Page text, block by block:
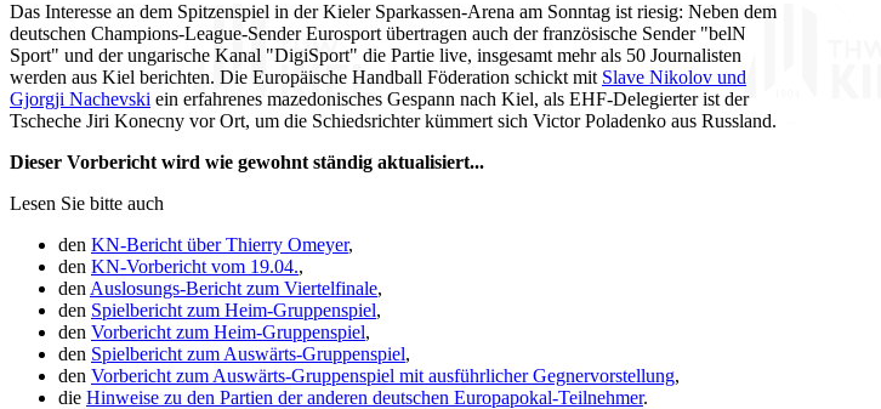
Das Interesse an dem Spitzenspiel in der Kieler Sparkassen-Arena am Sonntag ist riesig: Neben dem
deutschen Champions-League-Sender Eurosport übertragen auch der französische Sender "belN
Sport" und der ungarische Kanal "DigiSport" die Partie live, insgesamt mehr als 50 Journalisten
werden aus Kiel berichten. Die Europäische Handball Föderation schickt mit Slave Nikolov und
Gjorgji Nachevski ein erfahrenes mazedonisches Gespann nach Kiel, als EHF-Delegierter ist der
Tscheche Jiri Konecny vor Ort, um die Schiedsrichter kümmert sich Victor Poladenko aus Russland.
Dieser Vorbericht wird wie gewohnt ständig aktualisiert...
Lesen Sie bitte auch
den KN-Bericht über Thierry Omeyer,
den KN-Vorbericht vom 19.04.,
den Auslosungs-Bericht zum Viertelfinale,
den Spielbericht zum Heim-Gruppenspiel,
den Vorbericht zum Heim-Gruppenspiel,
den Spielbericht zum Auswärts-Gruppenspiel,
den Vorbericht zum Auswärts-Gruppenspiel mit ausführlicher Gegnervorstellung,
die Hinweise zu den Partien der anderen deutschen Europapokal-Teilnehmer.